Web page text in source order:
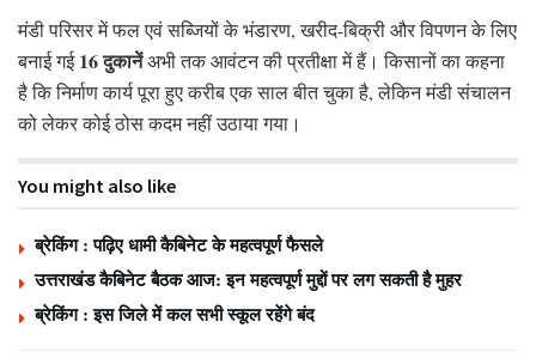
मंडी परिसर में फल एवं सब्जियों के भंडारण, खरीद-बिक्री और विपणन के लिए
बनाई गई16 दुकानेंअभी तक आवंटन की प्रतीक्षा में हैं। किसानों का कहना
है कि निर्माण कार्य पूरा हुए करीब एक साल बीत चुका है, लेकिन मंडी संचालन
को लेकर कोई ठोस कदम नहीं उठाया गया।
You might also like
ब्रेकिंग : पढ़िए धामी कैबिनेट के महत्वपूर्ण फैसले
उत्तराखंड कैबिनेट बैठक आज: इन महत्वपूर्ण मुद्दों पर लग सकती है मुहर
ब्रेकिंग : इस जिले में कल सभी स्कूल रहेंगे बंद